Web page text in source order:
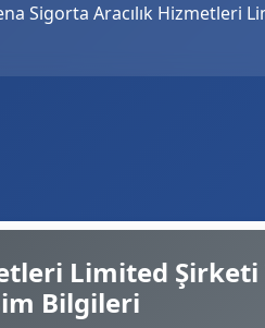
Sigorta Aracılık Hizmetleri
Limited Şirketi
Bilgileri